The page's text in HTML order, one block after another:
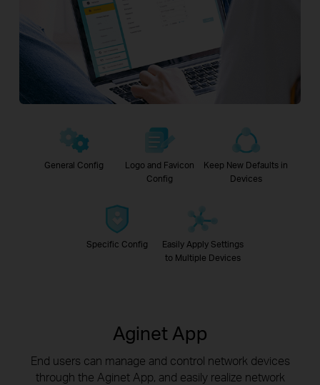
General Config
Logo and Favicon
Config
Keep New Defaults in
Devices
Specific Config
Easily Apply Settings
to Multiple Devices
Aginet App
End users can manage and control network devices
through the Aginet App, and easily realize network